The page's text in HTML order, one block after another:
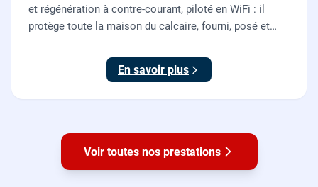
et régénération à contre-courant, piloté en WiFi : il
protège toute la maison du calcaire, fourni, posé et
En savoir plus
Voir toutes nos prestations